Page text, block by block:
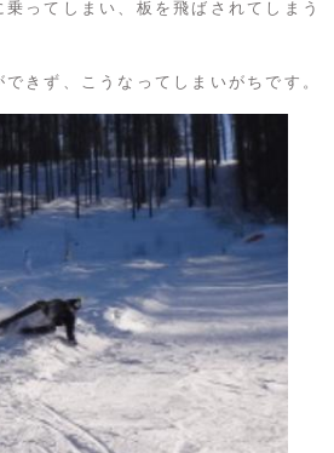
ってしまい、板を飛ばされてしまう
きず、こうなってしまいがちです。